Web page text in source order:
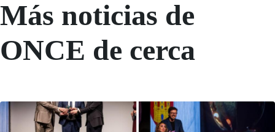
Más noticias de
ONCE de cerca